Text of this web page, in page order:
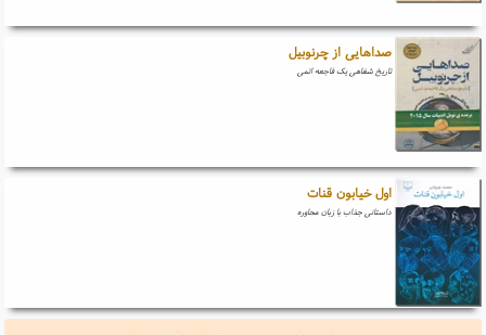
صداهایی از چرنوبیل
تاریخ شفاهی یک فاجعه اتمی
اول خیابون قنات
داستانی جذاب با زبان محاوره